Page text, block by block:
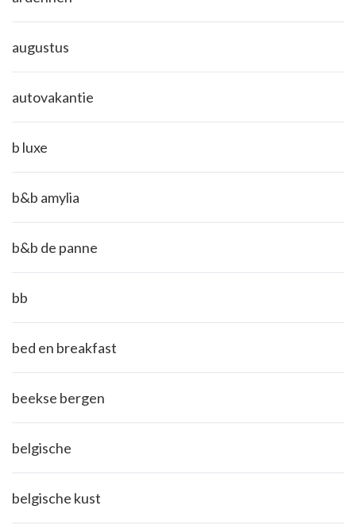
augustus
autovakantie
b luxe
b&b amylia
b&b de panne
bb
bed en breakfast
beekse bergen
belgische
belgische kust